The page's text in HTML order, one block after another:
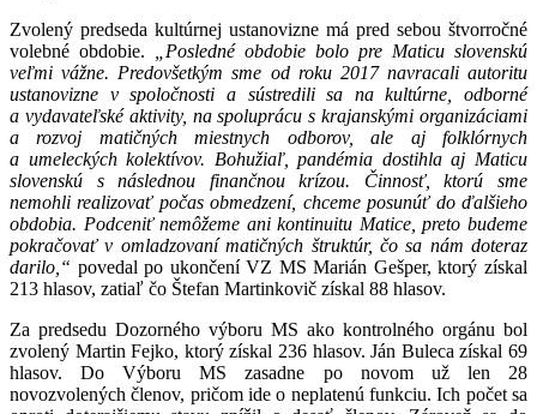
Zvolený predseda kultúrnej ustanovizne má pred sebou štvorročné
volebné obdobie.
„Posledné obdobie bolo pre Maticu slovenskú
veľmi vážne. Predovšetkým sme od roku 2017 navracali autoritu
ustanovizne v spoločnosti a sústredili sa na kultúrne, odborné
a vydavateľské aktivity, na spoluprácu s krajanskými organizáciami
a rozvoj matičných miestnych odborov, ale aj folklórnych
a umeleckých kolektívov. Bohužiaľ, pandémia dostihla aj Maticu
slovenskú s následnou finančnou krízou. Činnosť, ktorú sme
nemohli realizovať počas obmedzení, chceme posunúť do ďalšieho
obdobia. Podceniť nemôžeme ani kontinuitu Matice, preto budeme
pokračovať v omladzovaní matičných štruktúr, čo sa nám doteraz
darilo,“ povedal po ukončení VZ MS Marián Gešper, ktorý získal
213 hlasov, zatiaľ čo Štefan Martinkovič získal 88 hlasov.
Za predsedu Dozorného výboru MS ako kontrolného orgánu bol
zvolený Martin Fejko, ktorý získal 236 hlasov. Ján Buleca získal 69
hlasov. Do Výboru MS zasadne po novom už len 28
novozvolených členov, pričom ide o neplatenú funkciu. Ich počet sa